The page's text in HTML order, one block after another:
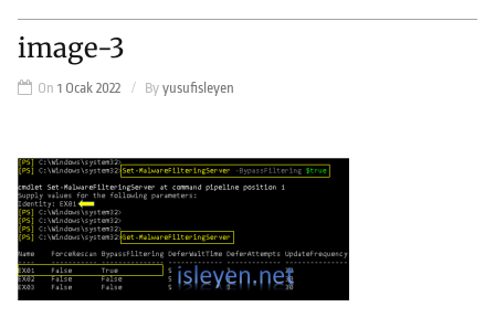
image-3
On 1 Ocak 2022 By yusufisleyen